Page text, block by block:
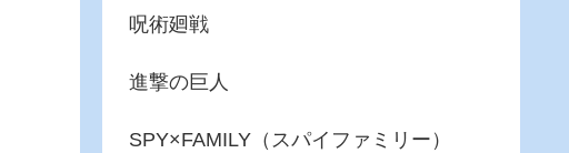
呪術廻戦
進撃の巨人
SPY×FAMILY（スパイファミリー）